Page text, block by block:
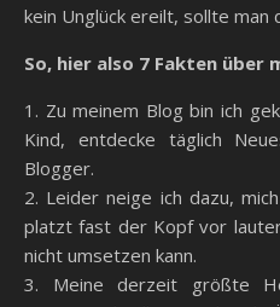
kein Unglück ereilt, sollte
So, hier also 7 Fakten über
1. Zu meinem Blog bin ich
Kind, entdecke täglich
Blogger.
2. Leider neige ich dazu,
platzt fast der Kopf vor
nicht umsetzen kann.
3. Meine derzeit größte